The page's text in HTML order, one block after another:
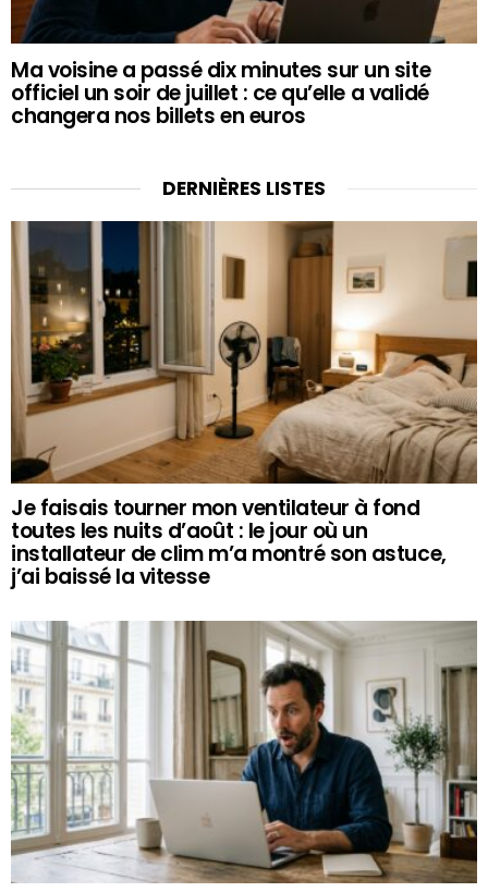
Ma voisine a passé dix minutes sur un site
officiel un soir de juillet : ce qu’elle a validé
changera nos billets en euros
DERNIÈRES LISTES
Je faisais tourner mon ventilateur à fond
toutes les nuits d’août : le jour où un
installateur de clim m’a montré son astuce,
j’ai baissé la vitesse